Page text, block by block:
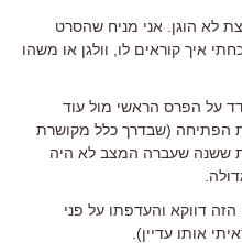
לא הוגן. אני מניח שהסרט
איך קוראים לו, וולגן או משהו
על הפרס הראשי מול עוד
הפתיחה (שבדרך כלל מקושרת
ששנה שעברה המצב לא היה
דווקא והעדפתו על פני
אותו עדיין).